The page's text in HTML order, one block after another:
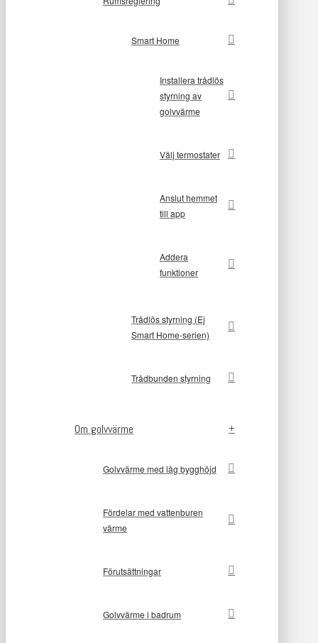
Smart Home
Installera trådlös
styrning av
golvvärme
Välj termostater
Anslut hemmet
till app
Addera
funktioner
Trådlös styrning (Ej
Smart Home-serien)
Trådbunden styrning
Om golvvärme
Golvvärme med låg bygghöjd
Fördelar med vattenburen
värme
Förutsättningar
Golvvärme i badrum